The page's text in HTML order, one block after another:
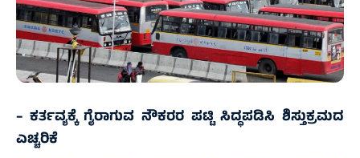
– ಕರ್ತವ್ಯಕ್ಕೆ ಗೈರಾಗುವ ನೌಕರರ ಪಟ್ಟಿ ಸಿದ್ಧಪಡಿಸಿ ಶಿಸ್ತುಕ್ರಮದ
ಎಚ್ಚರಿಕೆ